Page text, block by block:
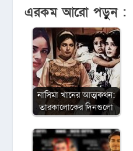
এরকম আরো পড়ুন :
নাসিমা খানের আত্মকথন:
তারকালোকের দিনগুলো